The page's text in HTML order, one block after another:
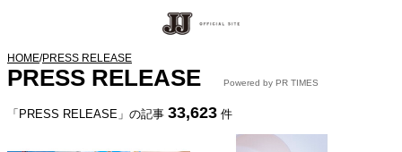
HOME/PRESS RELEASE
PRESS RELEASE Powered by PR TIMES
「PRESS RELEASE」の記事 33,623 件